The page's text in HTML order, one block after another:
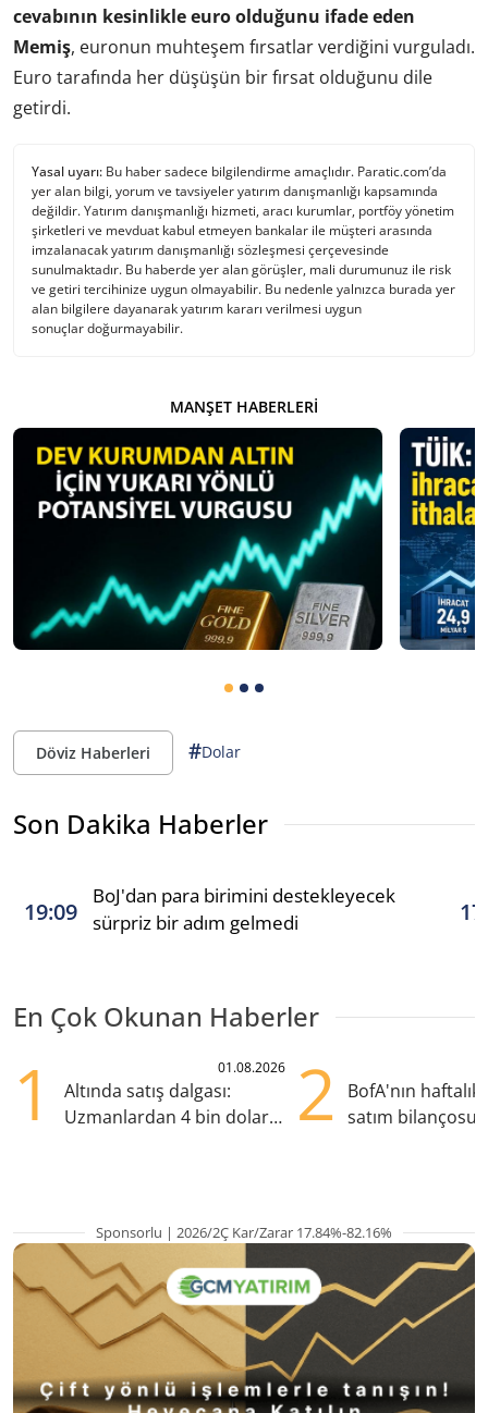
cevabının kesinlikle euro olduğunu ifade eden
Memiş, euronun muhteşem fırsatlar verdiğini vurguladı.
Euro tarafında her düşüşün bir fırsat olduğunu dile
getirdi.
Yasal uyarı: Bu haber sadece bilgilendirme amaçlıdır. Paratic.com’da
yer alan bilgi, yorum ve tavsiyeler yatırım danışmanlığı kapsamında
değildir. Yatırım danışmanlığı hizmeti, aracı kurumlar, portföy yönetim
şirketleri ve mevduat kabul etmeyen bankalar ile müşteri arasında
imzalanacak yatırım danışmanlığı sözleşmesi çerçevesinde
sunulmaktadır. Bu haberde yer alan görüşler, mali durumunuz ile risk
ve getiri tercihinize uygun olmayabilir. Bu nedenle yalnızca burada yer
alan bilgilere dayanarak yatırım kararı verilmesi uygun
sonuçlar doğurmayabilir.
MANŞET HABERLERI
Döviz Haberleri #Dolar
Son Dakika Haberler
19:09
BoJ'dan para birimini destekleyecek
sürpriz bir adım gelmedi
En Çok Okunan Haberler
1 01.08.2026
Altında satış dalgası:
Uzmanlardan 4 bin dolar
2
BofA'nın haftalık
satım bilançosu:
Sponsorlu | 2026/2Ç Kar/Zarar 17.84%-82.16%